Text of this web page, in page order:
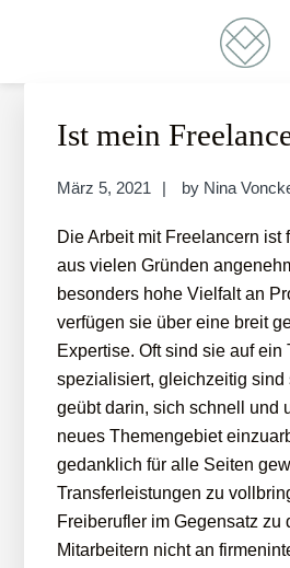
Ist mein
März 5, 2021 by Nina
Die Arbeit mit Freelancern ist
aus vielen Gründen
besonders hohe Vielfalt an
verfügen sie über eine breit
Expertise. Oft sind sie auf ein
spezialisiert, gleichzeitig sind
geübt darin, sich schnell und
neues Themengebiet
gedanklich für alle Seiten
Transferleistungen zu
Freiberufler im Gegensatz zu
Mitarbeitern nicht an